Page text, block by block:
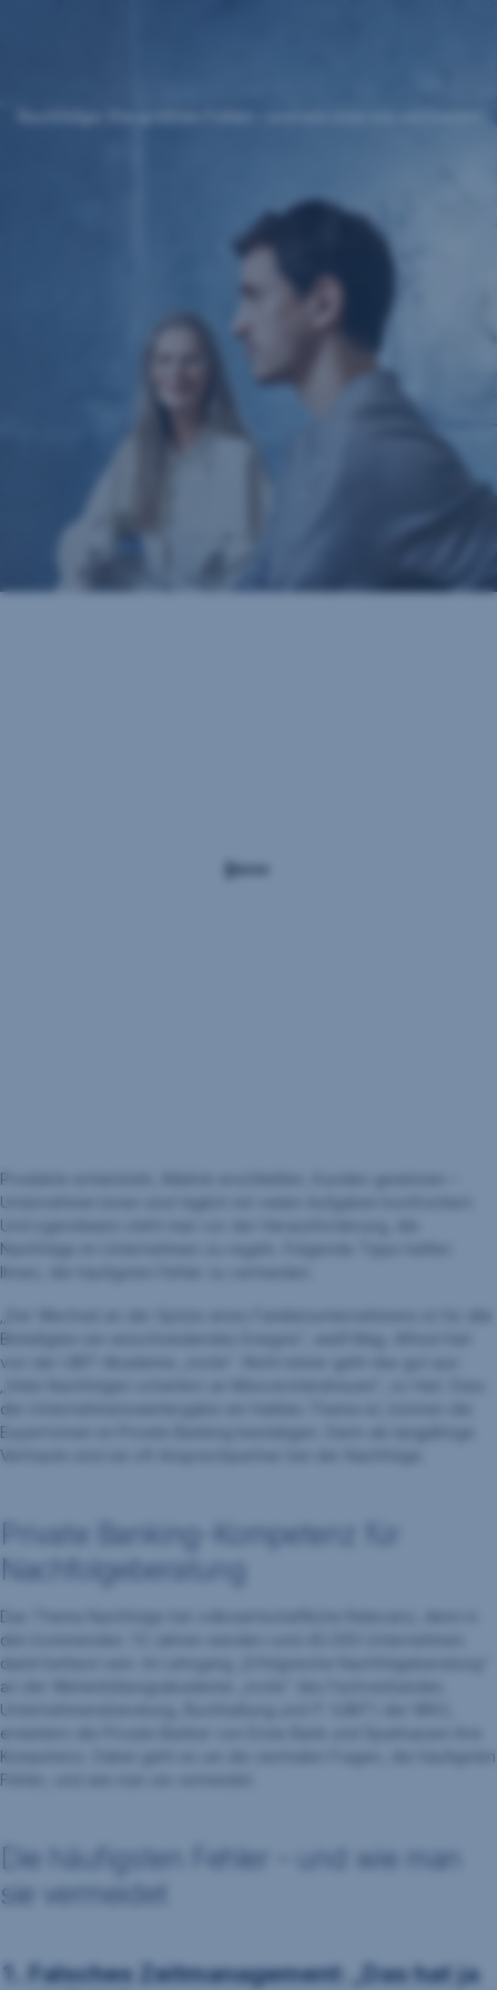
Produkte entwickeln, Märkte erschließen, Kunden gewinnen –
Unternehmer:innen sind täglich mit vielen Aufgaben konfrontiert.
Und irgendwann steht man vor der Herausforderung, die
Nachfolge im Unternehmen zu regeln. Folgende Tipps helfen
Ihnen, die häufigsten Fehler zu vermeiden.
Beteiligten ein einschneidendes Ereignis“, weiß Mag. Alfred Harl
von der UBIT-Akademie „incite”. Nicht immer geht das gut aus:
die Unternehmensweitergabe ein heikles Thema ist, können die
Expert:innen im Private Banking bestätigen. Denn als langjährige
Vertraute sind sie oft Ansprechpartner bei der Nachfolge.
Private Banking-Kompetenz für
Nachfolgeberatung
Das Thema Nachfolge hat volkswirtschaftliche Relevanz, denn in
den kommenden 10 Jahren werden rund 40.000 Unternehmen
damit befasst sein. Im Lehrgang „Erfolgreiche Nachfolgeberatung“
an der Weiterbildungsakademie „incite” des Fachverbandes
Unternehmensberatung, Buchhaltung und IT (UBIT) der WKO,
erweitern die Private Banker von Erste Bank und Sparkassen ihre
Kompetenz. Dabei geht es um die zentralen Fragen, die häufigsten
Fehler, und wie man sie vermeidet.
Die häufigsten Fehler – und wie man
sie vermeidet
1. Falsches Zeitmanagement: „Das hat ja